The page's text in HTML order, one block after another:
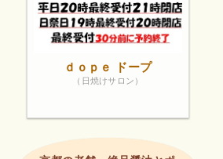
ｄｏｐｅ ドープ
（日焼けサロン）